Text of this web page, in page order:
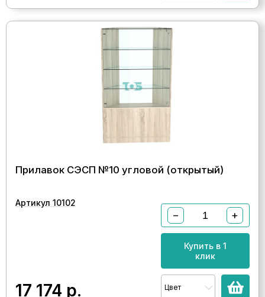
Прилавок СЭСП №10 угловой (открытый)
Артикул 10102
17 174 р.
− +
Купить в 1
клик
Цвет